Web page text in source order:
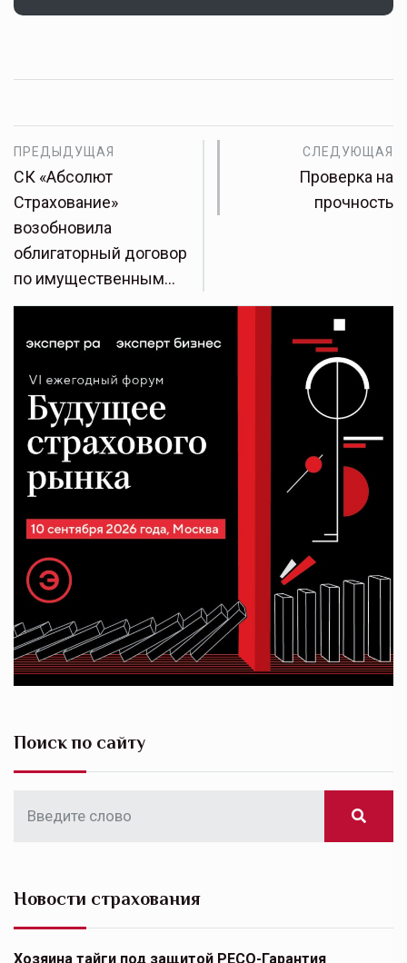
ПРЕДЫДУЩАЯ
СК «Абсолют
Страхование»
возобновила
облигаторный договор
по имущественным…
СЛЕДУЮЩАЯ
Проверка на
прочность
Поиск по сайту
Новости страхования
Хозяина тайги под защитой РЕСО-Гарантия